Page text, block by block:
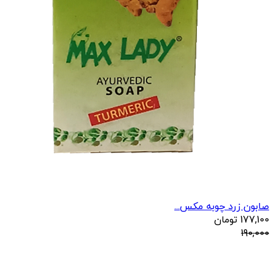
صابون زرد چوبه مکس...
177,100 تومان
190,000